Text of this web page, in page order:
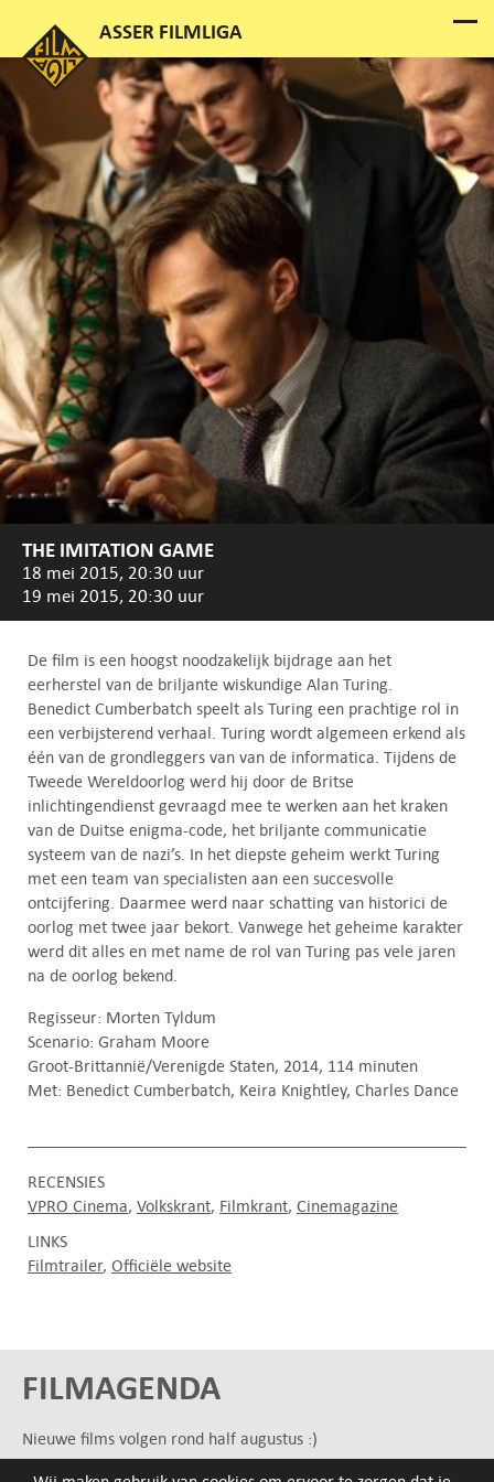
THE IMITATION GAME
18 mei 2015, 20:30 uur
19 mei 2015, 20:30 uur
De film is een hoogst noodzakelijk bijdrage aan het
eerherstel van de briljante wiskundige Alan Turing.
Benedict Cumberbatch speelt als Turing een prachtige rol in
een verbijsterend verhaal. Turing wordt algemeen erkend als
één van de grondleggers van van de informatica. Tijdens de
Tweede Wereldoorlog werd hij door de Britse
inlichtingendienst gevraagd mee te werken aan het kraken
van de Duitse enigma-code, het briljante communicatie
systeem van de nazi’s. In het diepste geheim werkt Turing
met een team van specialisten aan een succesvolle
ontcijfering. Daarmee werd naar schatting van historici de
oorlog met twee jaar bekort. Vanwege het geheime karakter
werd dit alles en met name de rol van Turing pas vele jaren
na de oorlog bekend.
Regisseur: Morten Tyldum
Scenario: Graham Moore
Groot-Brittannië/Verenigde Staten, 2014, 114 minuten
Met: Benedict Cumberbatch, Keira Knightley, Charles Dance
RECENSIES
VPRO Cinema Volkskrant Filmkrant Cinemagazine
LINKS
Filmtrailer Officiële website
FILMAGENDA
Nieuwe films volgen rond half augustus :)